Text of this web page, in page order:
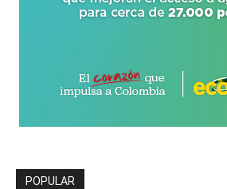
POPULAR